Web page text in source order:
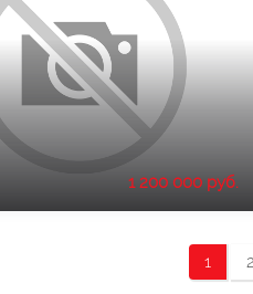
1 200 000 руб.
1 2